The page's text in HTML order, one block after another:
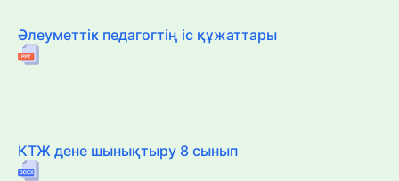
Әлеуметтік педагогтің іс құжаттары
КТЖ дене шынықтыру 8 сынып